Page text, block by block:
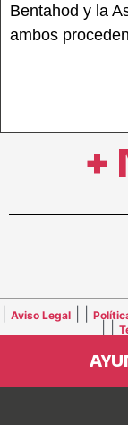
Bentahod y la
ambos
+
Aviso Legal